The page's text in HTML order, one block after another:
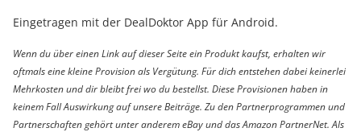
Eingetragen mit der DealDoktor App für Android.
Wenn du über einen Link auf dieser Seite ein Produkt kaufst, erhalten wir
oftmals eine kleine Provision als Vergütung. Für dich entstehen dabei keinerlei
Mehrkosten und dir bleibt frei wo du bestellst. Diese Provisionen haben in
keinem Fall Auswirkung auf unsere Beiträge. Zu den Partnerprogrammen und
Partnerschaften gehört unter anderem eBay und das Amazon PartnerNet. Als